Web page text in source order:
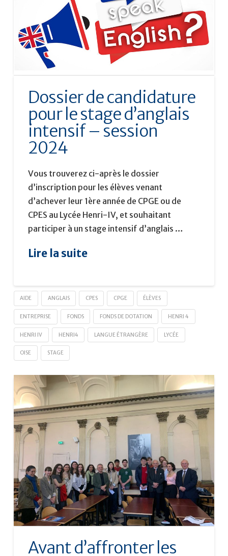
Dossier de candidature
pour le stage d’anglais
intensif – session
2024
Vous trouverez ci-après le dossier
d’inscription pour les élèves venant
d’achever leur 1ère année de CPGE ou de
CPES au Lycée Henri-IV, et souhaitant
participer à un stage intensif d’anglais …
Lire la suite
AIDE ANGLAIS CPES CPGE ÉLÈVES
ENTREPRISE FONDS FONDS DE DOTATION HENRI 4
HENRI IV HENRI4 LANGUE ÉTRANGÈRE LYCÉE
OISE STAGE
Avant d’affronter les